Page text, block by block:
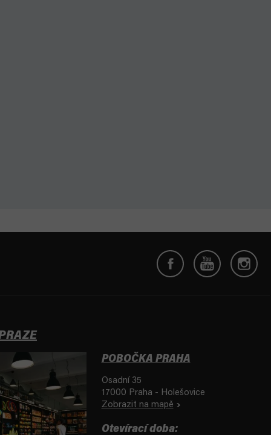
POBOČKA PRAHA
Osadní 35
17000 Praha - Holešovice
Zobrazit na mapě
Otevírací doba: